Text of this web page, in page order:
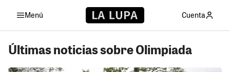
Menú Cuenta
Últimas noticias sobre Olimpiada